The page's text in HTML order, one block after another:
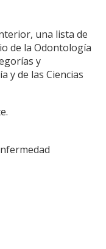
una lista de
de la Odontología
y
y de las Ciencias